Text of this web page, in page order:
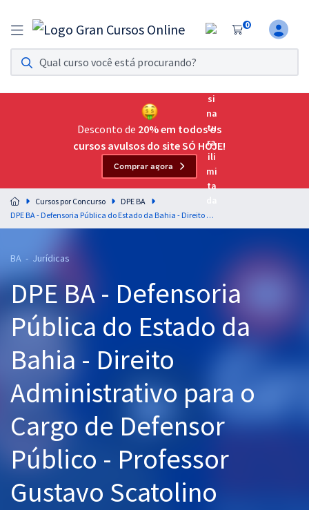
0
Assinatura Ilimitada 11
Acesso a todos os cursos. Teste grátis por 7 dias!
Assinatura OAB Até Passar
Acesso ilimitado a toda preparação para o Exame da
Residências Multiprofissionais
Preparação completa e intensiva para as principais
residências em saúde do Brasil
Cursos 20% OFF
Pós
Graduação
OAB
Questões grátis
Desconto de 20% em todos os
cursos avulsos do site SÓ HOJE!
Comprar agora
Cursos por Concurso
DPE BA
DPE BA - Defensoria Pública do Estado da Bahia - Direito Administrativo para o Cargo de Defensor Público - Professor Gustavo Scatolino
BA - Jurídicas
DPE BA - Defensoria
Pública do Estado da
Bahia - Direito
Administrativo para o
Cargo de Defensor
Público - Professor
Gustavo Scatolino